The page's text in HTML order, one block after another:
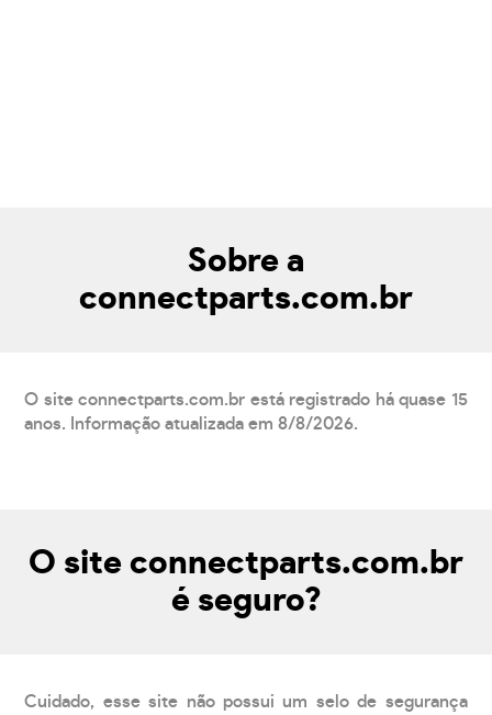
Sobre a
connectparts.com.br
O site connectparts.com.br está registrado há quase 15
anos. Informação atualizada em 8/8/2026.
O site connectparts.com.br
é seguro?
Cuidado, esse site não possui um selo de segurança